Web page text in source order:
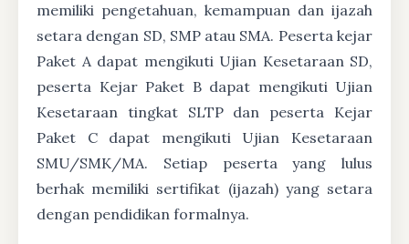
memiliki pengetahuan, kemampuan dan ijazah
setara dengan SD, SMP atau SMA. Peserta kejar
Paket A dapat mengikuti Ujian Kesetaraan SD,
peserta Kejar Paket B dapat mengikuti Ujian
Kesetaraan tingkat SLTP dan peserta Kejar
Paket C dapat mengikuti Ujian Kesetaraan
SMU/SMK/MA. Setiap peserta yang lulus
berhak memiliki sertifikat (ijazah) yang setara
dengan pendidikan formalnya.